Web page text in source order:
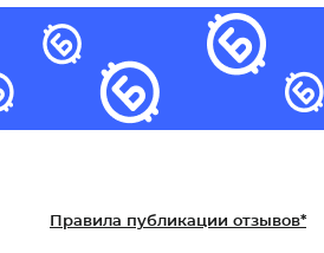
Правила публикации отзывов*